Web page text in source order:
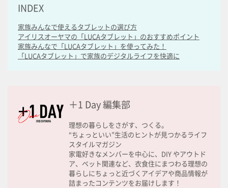
INDEX
家族みんなで使えるタブレットの選び方
アイリスオーヤマの「LUCAタブレット」のおすすめポイント
家族みんなで「LUCAタブレット」を使ってみた！
「LUCAタブレット」で家族のデジタルライフを快適に
＋1 Day 編集部
理想の暮らしをさがす、つくる。
“ちょっといい”生活のヒントが見つかるライフ
スタイルマガジン
家電好きなメンバーを中心に、DIY やアウトド
ア、ペット関連など、衣食住にまつわる理想の
暮らしにちょっと近づくアイデアや商品情報が
詰まったコンテンツをお届けします！